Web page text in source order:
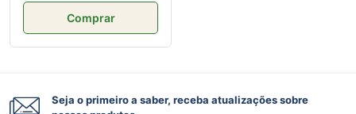
Comprar
Seja o primeiro a saber, receba atualizações sobre